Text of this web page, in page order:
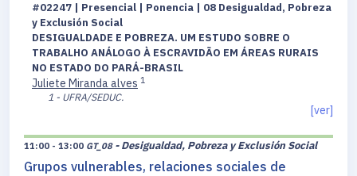
#02247 | Presencial | Ponencia | 08 Desigualdad, Pobreza
y Exclusión Social
DESIGUALDADE E POBREZA. UM ESTUDO SOBRE O
TRABALHO ANÁLOGO À ESCRAVIDÃO EM ÁREAS RURAIS
NO ESTADO DO PARÁ-BRASIL
Juliete Miranda alves 1
1 - UFRA/SEDUC.
[ver]
11:00 - 13:00 GT_08 - Desigualdad, Pobreza y Exclusión Social
Grupos vulnerables, relaciones sociales de